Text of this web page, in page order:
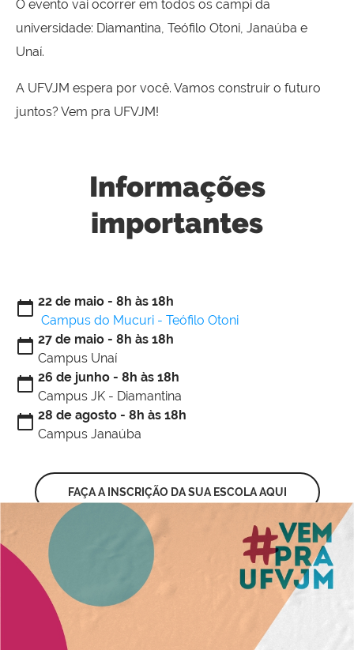
O evento vai ocorrer em todos os campi da
universidade: Diamantina, Teófilo Otoni, Janaúba e
Unaí.
A UFVJM espera por você. Vamos construir o futuro
juntos? Vem pra UFVJM!
Informações
importantes
calendar_today 22 de maio - 8h às 18h
Campus do Mucuri - Teófilo Otoni
calendar_today 27 de maio - 8h às 18h
Campus Unaí
calendar_today 26 de junho - 8h às 18h
Campus JK - Diamantina
calendar_today 28 de agosto - 8h às 18h
Campus Janaúba
FAÇA A INSCRIÇÃO DA SUA ESCOLA AQUI